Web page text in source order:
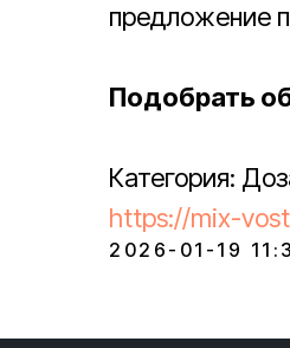
предложение
Подобрать
Категория:
https://mix-
2026-01-19